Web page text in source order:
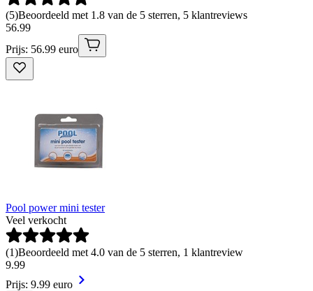
(5)Beoordeeld met 1.8 van de 5 sterren, 5 klantreviews
56.99
Prijs: 56.99 euro
Pool power mini tester
Veel verkocht
(1)Beoordeeld met 4.0 van de 5 sterren, 1 klantreview
9.99
Prijs: 9.99 euro